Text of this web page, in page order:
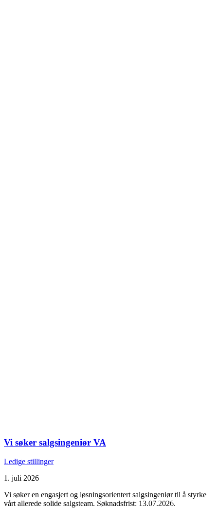
Vi søker salgsingeniør VA
Ledige stillinger
1. juli 2026
Vi søker en engasjert og løsningsorientert salgsingeniør til å styrke
vårt allerede solide salgsteam. Søknadsfrist: 13.07.2026.